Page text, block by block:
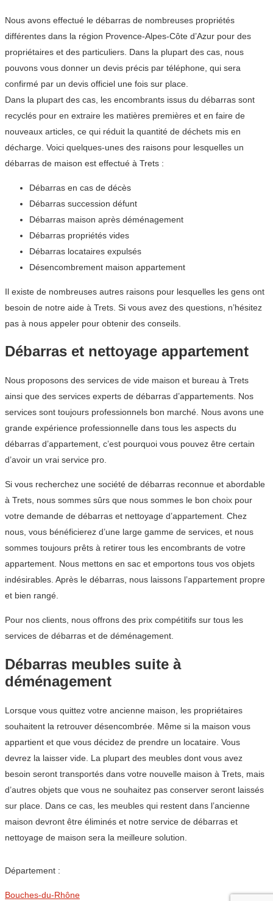
Nous avons effectué le débarras de nombreuses propriétés
différentes dans la région Provence-Alpes-Côte d’Azur pour des
propriétaires et des particuliers. Dans la plupart des cas, nous
pouvons vous donner un devis précis par téléphone, qui sera
confirmé par un devis officiel une fois sur place.
Dans la plupart des cas, les encombrants issus du débarras sont
recyclés pour en extraire les matières premières et en faire de
nouveaux articles, ce qui réduit la quantité de déchets mis en
décharge. Voici quelques-unes des raisons pour lesquelles un
débarras de maison est effectué à Trets :
Débarras en cas de décès
Débarras succession défunt
Débarras maison après déménagement
Débarras propriétés vides
Débarras locataires expulsés
Désencombrement maison appartement
Il existe de nombreuses autres raisons pour lesquelles les gens ont
besoin de notre aide à Trets. Si vous avez des questions, n’hésitez
pas à nous appeler pour obtenir des conseils.
Débarras et nettoyage appartement
Nous proposons des services de vide maison et bureau à Trets
ainsi que des services experts de débarras d’appartements. Nos
services sont toujours professionnels bon marché. Nous avons une
grande expérience professionnelle dans tous les aspects du
débarras d’appartement, c’est pourquoi vous pouvez être certain
d’avoir un vrai service pro.
Si vous recherchez une société de débarras reconnue et abordable
à Trets, nous sommes sûrs que nous sommes le bon choix pour
votre demande de débarras et nettoyage d’appartement. Chez
nous, vous bénéficierez d’une large gamme de services, et nous
sommes toujours prêts à retirer tous les encombrants de votre
appartement. Nous mettons en sac et emportons tous vos objets
indésirables. Après le débarras, nous laissons l’appartement propre
et bien rangé.
Pour nos clients, nous offrons des prix compétitifs sur tous les
services de débarras et de déménagement.
Débarras meubles suite à
déménagement
Lorsque vous quittez votre ancienne maison, les propriétaires
souhaitent la retrouver désencombrée. Même si la maison vous
appartient et que vous décidez de prendre un locataire. Vous
devrez la laisser vide. La plupart des meubles dont vous avez
besoin seront transportés dans votre nouvelle maison à Trets, mais
d’autres objets que vous ne souhaitez pas conserver seront laissés
sur place. Dans ce cas, les meubles qui restent dans l’ancienne
maison devront être éliminés et notre service de débarras et
nettoyage de maison sera la meilleure solution.
Département :
Bouches-du-Rhône